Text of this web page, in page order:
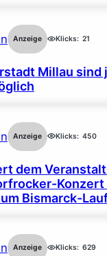
Anzeige Klicks: 21
Millau
Anzeige Klicks: 450
dem
Konzert
Bismarck-
Anzeige Klicks: 629